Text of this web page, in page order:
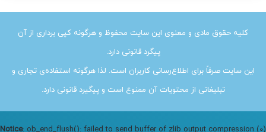
کلیه حقوق مادی و معنوی این سایت محفوظ و هرگونه کپی برداری از آن
پیگرد قانونی دارد.
این سایت صرفاً برای اطلاع‌رسانی کاربران است. لذا هرگونه استفاده‌ی تجاری و
تبلیغاتی از محتویات آن ممنوع است و پیگیرد قانونی دارد.
Notice: ob_end_flush(): failed to send buffer of zlib output compression (0)